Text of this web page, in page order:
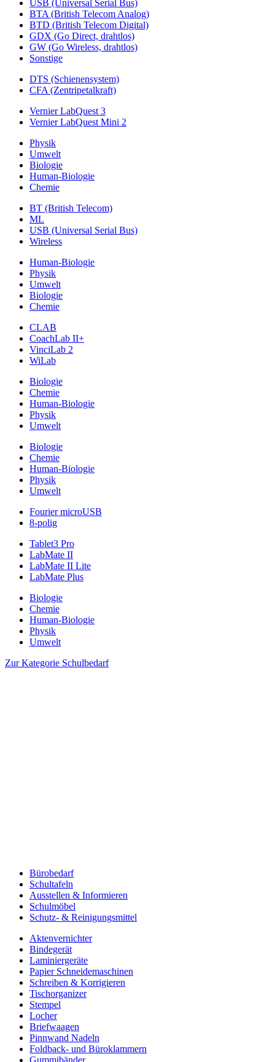
USB (Universal Serial Bus)
BTA (British Telecom Analog)
BTD (British Telecom Digital)
GDX (Go Direct, drahtlos)
GW (Go Wireless, drahtlos)
Sonstige
DTS (Schienensystem)
CFA (Zentripetalkraft)
Vernier LabQuest 3
Vernier LabQuest Mini 2
Physik
Umwelt
Biologie
Human-Biologie
Chemie
BT (British Telecom)
ML
USB (Universal Serial Bus)
Wireless
Human-Biologie
Physik
Umwelt
Biologie
Chemie
CLAB
CoachLab II+
VinciLab 2
WiLab
Biologie
Chemie
Human-Biologie
Physik
Umwelt
Biologie
Chemie
Human-Biologie
Physik
Umwelt
Fourier microUSB
8-polig
Tablet3 Pro
LabMate II
LabMate II Lite
LabMate Plus
Biologie
Chemie
Human-Biologie
Physik
Umwelt
Zur Kategorie Schulbedarf
Bürobedarf
Schultafeln
Ausstellen & Informieren
Schulmöbel
Schutz- & Reinigungsmittel
Aktenvernichter
Bindegerät
Laminiergeräte
Papier Schneidemaschinen
Schreiben & Korrigieren
Tischorganizer
Stempel
Locher
Briefwaagen
Pinnwand Nadeln
Foldback- und Büroklammern
Gummibänder